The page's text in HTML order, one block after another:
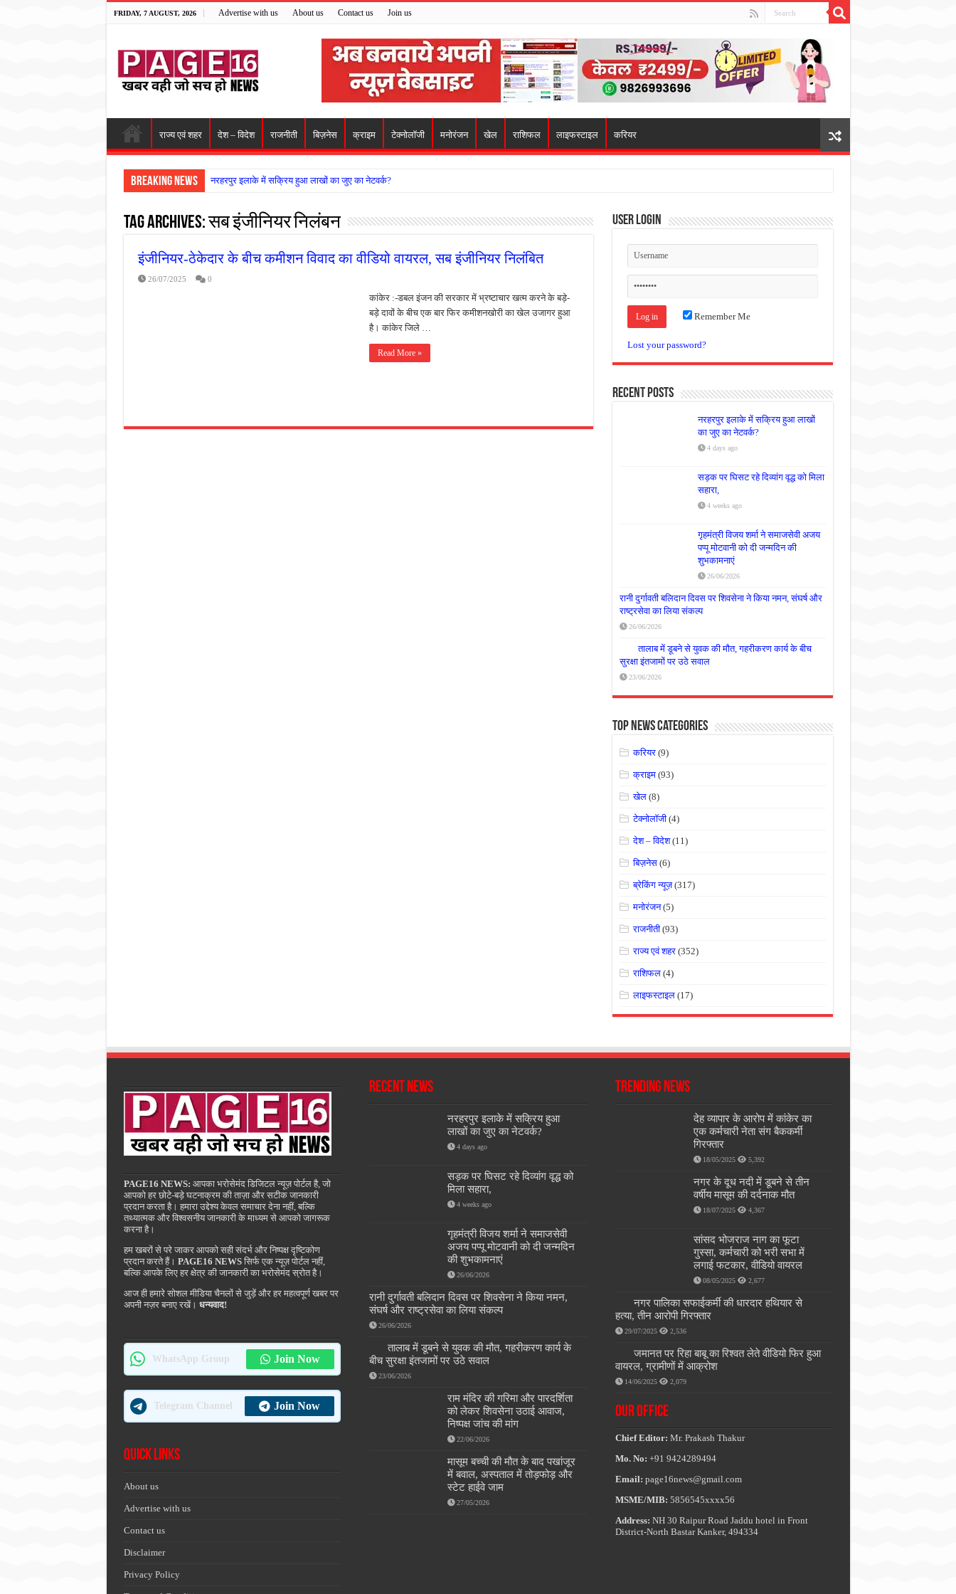
FRIDAY, 7 AUGUST, 2026 Advertise with us About us Contact us Join us
राज्य एवं शहर देश – विदेश राजनीती बिज़नेस क्राइम टेक्नोलॉजी मनोरंजन खेल राशिफल लाइफस्टाइल करियर
Breaking News नरहरपुर इलाके में सक्रिय हुआ लाखों का जुए का नेटवर्क?
गृहमंत्री विजय शर्मा ने समाजसेवी अजय पप्पू मोटवानी को दी जन्मदिन की शुभकामनाएं
रानी दुर्गावती बलिदान दिवस पर शिवसेना ने किया नमन, संघर्ष और राष्ट्रसेवा का लिया संकल्प
राम मंदिर की गरिमा और पारदर्शिता को लेकर शिवसेना उठाई आवाज, निष्पक्ष जांच की मांग
मासूम बच्ची की मौत के बाद पखांजूर में बवाल, अस्पताल में तोड़फोड़ और स्टेट हाईवे जाम
अंतरराष्ट्रीय जैव विविधता दिवस पर पर्यावरण संरक्षण का संदेश, कांकेर में जागरूकता कार्यक्रम आयोजित
Tag Archives:सब इंजीनियर निलंबन
इंजीनियर-ठेकेदार के बीच कमीशन विवाद का वीडियो वायरल, सब इंजीनियर निलंबित
26/07/2025 0
कांकेर :-डबल इंजन की सरकार में भ्रष्टाचार खत्म करने के बड़े-
बड़े दावों के बीच एक बार फिर कमीशनखोरी का खेल उजागर हुआ
है। कांकेर जिले …
Read More »
User Login
Remember Me
Lost your password?
Recent Posts
नरहरपुर इलाके में सक्रिय हुआ लाखों
का जुए का नेटवर्क?
4 days ago
सड़क पर घिसट रहे दिव्यांग वृद्ध को मिला
सहारा,
4 weeks ago
गृहमंत्री विजय शर्मा ने समाजसेवी अजय
पप्पू मोटवानी को दी जन्मदिन की
शुभकामनाएं
26/06/2026
रानी दुर्गावती बलिदान दिवस पर शिवसेना ने किया नमन, संघर्ष और
राष्ट्रसेवा का लिया संकल्प
26/06/2026
तालाब में डूबने से युवक की मौत, गहरीकरण कार्य के बीच
सुरक्षा इंतजामों पर उठे सवाल
23/06/2026
Top News Categories
करियर (9)
क्राइम (93)
खेल (8)
टेक्नोलॉजी (4)
देश – विदेश(11)
बिज़नेस (6)
ब्रेकिंग न्यूज़(317)
मनोरंजन(5)
राजनीती (93)
राज्य एवं शहर (352)
राशिफल (4)
लाइफस्टाइल (17)
PAGE16 NEWS: आपका भरोसेमंद डिजिटल न्यूज़ पोर्टल है, जो
आपको हर छोटे-बड़े घटनाक्रम की ताज़ा और सटीक जानकारी
प्रदान करता है। हमारा उद्देश्य केवल समाचार देना नहीं, बल्कि
तथ्यात्मक और विश्वसनीय जानकारी के माध्यम से आपको जागरूक
करना है।
हम खबरों से परे जाकर आपको सही संदर्भ और निष्पक्ष दृष्टिकोण
प्रदान करते हैं। PAGE16 NEWSसिर्फ एक न्यूज़ पोर्टल नहीं,
बल्कि आपके लिए हर क्षेत्र की जानकारी का भरोसेमंद स्रोत है।
आज ही हमारे सोशल मीडिया चैनलों से जुड़ें और हर महत्वपूर्ण खबर पर
अपनी नज़र बनाए रखें। धन्यवाद!
WhatsApp Group Join Now
Telegram Channel Join Now
Quick Links
About us
Advertise with us
Contact us
Disclaimer
Privacy Policy
Recent News
नरहरपुर इलाके में सक्रिय हुआ
लाखों का जुए का नेटवर्क?
4 days ago
सड़क पर घिसट रहे दिव्यांग वृद्ध को
मिला सहारा,
4 weeks ago
गृहमंत्री विजय शर्मा ने समाजसेवी
अजय पप्पू मोटवानी को दी जन्मदिन
की शुभकामनाएं
26/06/2026
रानी दुर्गावती बलिदान दिवस पर शिवसेना ने किया नमन,
संघर्ष और राष्ट्रसेवा का लिया संकल्प
26/06/2026
तालाब में डूबने से युवक की मौत, गहरीकरण कार्य के
बीच सुरक्षा इंतजामों पर उठे सवाल
23/06/2026
राम मंदिर की गरिमा और पारदर्शिता
को लेकर शिवसेना उठाई आवाज,
निष्पक्ष जांच की मांग
22/06/2026
मासूम बच्ची की मौत के बाद पखांजूर
में बवाल, अस्पताल में तोड़फोड़ और
स्टेट हाईवे जाम
27/05/2026
Trending News
देह व्यापार के आरोप में कांकेर का
एक कर्मचारी नेता संग बैककर्मी
गिरफ्तार
18/05/2025 5,392
नगर के दूध नदी में डूबने से तीन
वर्षीय मासूम की दर्दनाक मौत
18/07/2025 4,367
सांसद भोजराज नाग का फूटा
गुस्सा, कर्मचारी को भरी सभा में
लगाई फटकार, वीडियो वायरल
08/05/2025 2,677
नगर पालिका सफाईकर्मी की धारदार हथियार से
हत्या, तीन आरोपी गिरफ्तार
29/07/2025 2,536
जमानत पर रिहा बाबू का रिश्वत लेते वीडियो फिर हुआ
वायरल, ग्रामीणों में आक्रोश
14/06/2025 2,079
OUR OFFICE
Chief Editor: Mr. Prakash Thakur
Mo. No: +91 9424289494
Email: page16news@gmail.com
MSME/MIB: 5856545xxxx56
Address: NH 30 Raipur Road Jaddu hotel in Front
District-North Bastar Kanker, 494334